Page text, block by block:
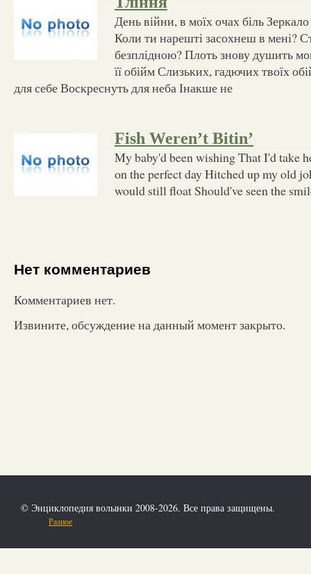
День війни, в моїх очах біль
Коли ти нарешті засохнеш в мені?
безплідною? Плоть знову душить
її обійм Слизьких, гадючих твоїх
для себе Воскреснуть для неба Інакше не
Fish Weren’t Bitin’
My baby'd been wishing That I'd take
on the perfect day Hitched up my old
would still float Should've seen the
Нет комментариев
Комментариев нет.
Извините, обсуждение на данный момент закрыто.
© Энциклопедия волынки 2008-2026. Все права защищены.
Разное